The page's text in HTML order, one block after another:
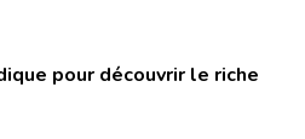
pour découvrir le riche